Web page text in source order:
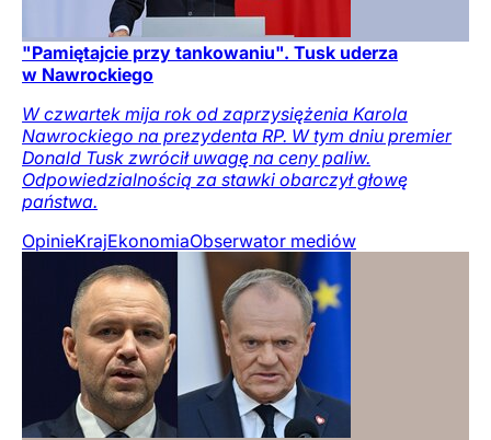
"Pamiętajcie przy tankowaniu". Tusk uderza
w Nawrockiego
W czwartek mija rok od zaprzysiężenia Karola
Nawrockiego na prezydenta RP. W tym dniu premier
Donald Tusk zwrócił uwagę na ceny paliw.
Odpowiedzialnością za stawki obarczył głowę
państwa.
OpinieKrajEkonomiaObserwator mediów